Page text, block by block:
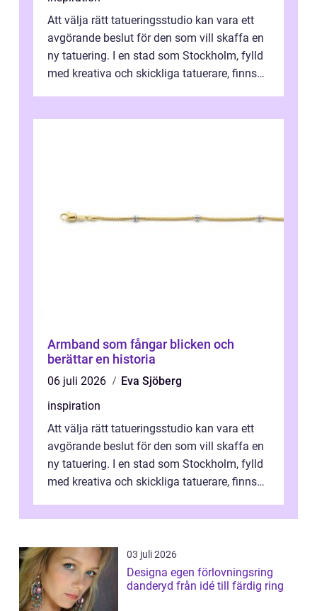
Att välja rätt tatueringsstudio kan vara ett
avgörande beslut för den som vill skaffa en
ny tatuering. I en stad som Stockholm, fylld
med kreativa och skickliga tatuerare, finns
Armband som fångar blicken och
berättar en historia
06 juli 2026
Eva Sjöberg
inspiration
Att välja rätt tatueringsstudio kan vara ett
avgörande beslut för den som vill skaffa en
ny tatuering. I en stad som Stockholm, fylld
med kreativa och skickliga tatuerare, finns
03 juli 2026
Designa egen förlovningsring
danderyd från idé till färdig ring